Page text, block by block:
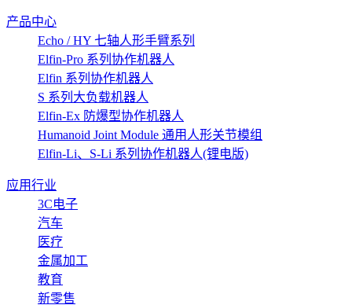
产品中心
Echo / HY 七轴人形手臂系列
Elfin-Pro 系列协作机器人
Elfin 系列协作机器人
S 系列大负载机器人
Elfin-Ex 防爆型协作机器人
Humanoid Joint Module 通用人形关节模组
Elfin-Li、S-Li 系列协作机器人(锂电版)
应用行业
3C电子
汽车
医疗
金属加工
教育
新零售